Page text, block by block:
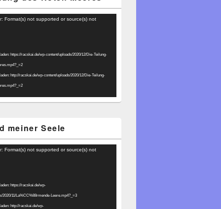
Format(s) not supported or source(s) not
https://racskai.de/wp-content/uploads/2020/12/Die-Teilung-
http://racskai.de/wp-content/uploads/2020/12/Die-Teilung-
meiner Seele
Format(s) not supported or source(s) not
https://racskai.de/wp-
2020/11/La%CC%88rmende-Leere.mp4?_=3
http://racskai.de/wp-